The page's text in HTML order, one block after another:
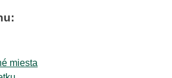
miesta